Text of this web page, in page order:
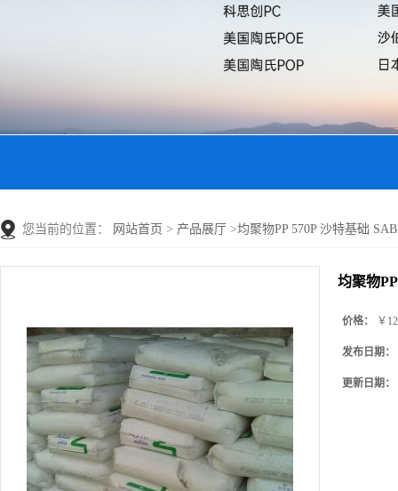
您当前的位置： 网站首页 > 产品展厅 >均聚物PP 570P 沙特基础
均聚物
价格： ￥
发布日期：
更新日期：